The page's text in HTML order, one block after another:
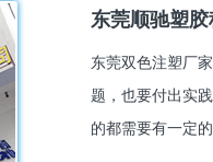
东莞顺驰塑
东莞双色注塑厂
题，也要付出实
的都需要有一定